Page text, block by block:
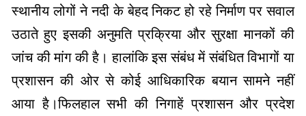
स्थानीय लोगों ने नदी के बेहद निकट हो रहे निर्माण पर सवाल
उठाते हुए इसकी अनुमति प्रक्रिया और सुरक्षा मानकों की
जांच की मांग की है। हालांकि इस संबंध में संबंधित विभागों या
प्रशासन की ओर से कोई आधिकारिक बयान सामने नहीं
आया है।फिलहाल सभी की निगाहें प्रशासन और प्रदेश